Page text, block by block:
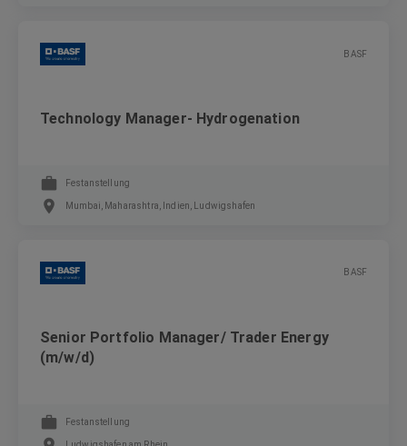
BASF
Technology Manager- Hydrogenation
Festanstellung
Mumbai, Maharashtra, Indien, Ludwigshafen
BASF
Senior Portfolio Manager/ Trader Energy
(m/w/d)
Festanstellung